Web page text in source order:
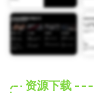
资源下载